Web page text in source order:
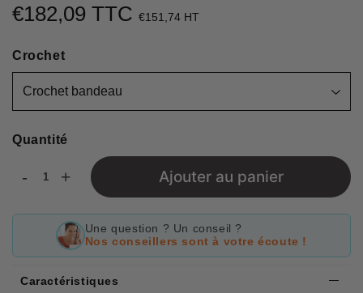
€182,09 TTC €151,74 HT
price
Crochet
Quantité
- + Ajouter au panier
Une question ? Un conseil ?
Nos conseillers sont à votre écoute !
Caractéristiques